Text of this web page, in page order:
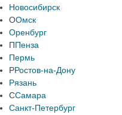
Новосибирск
ООмск
Оренбург
ППенза
Пермь
РРостов-на-Дону
Рязань
ССамара
Санкт-Петербург